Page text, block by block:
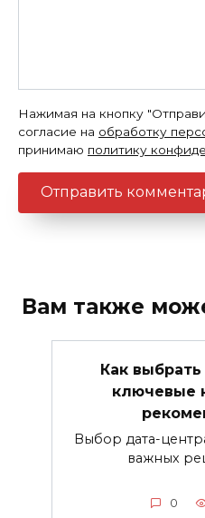
Нажимая на кнопку
согласие на обработку
принимаю политику
Вам также
Как
ключевые
Выбор дата-
важных
0